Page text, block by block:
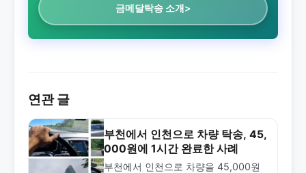
금메달탁송 소개>
연관 글
부천에서 인천으로 차량 탁송, 45,
000원에 1시간 완료한 사례
부천에서 인천으로 차량을 45,000원